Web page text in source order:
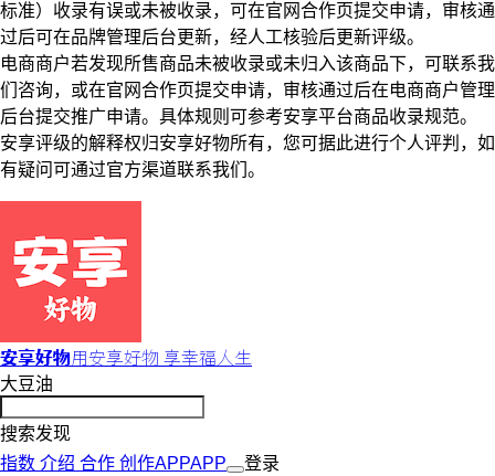
标准）收录有误或未被收录，可在官网合作页提交申请，审核通
过后可在品牌管理后台更新，经人工核验后更新评级。
电商商户若发现所售商品未被收录或未归入该商品下，可联系我
们咨询，或在官网合作页提交申请，审核通过后在电商商户管理
后台提交推广申请。具体规则可参考安享平台商品收录规范。
安享评级的解释权归安享好物所有，您可据此进行个人评判，如
有疑问可通过官方渠道联系我们。
安享好物用安享好物 享幸福人生
大豆油
搜索发现
指数 介绍 合作 创作APPAPP 登录